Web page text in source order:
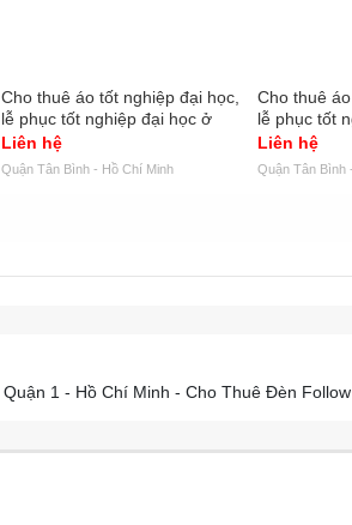
Cho thuê áo tốt nghiệp đại học,
lễ phục tốt nghiệp đại học ở
bình dương
Liên hệ
Quận Tân Bình - Hồ Chí Minh
Cho thuê
lễ phục tốt
Liên hệ
Quận Tân Bình
1 - Hồ Chí Minh - Cho Thuê Đèn Follow